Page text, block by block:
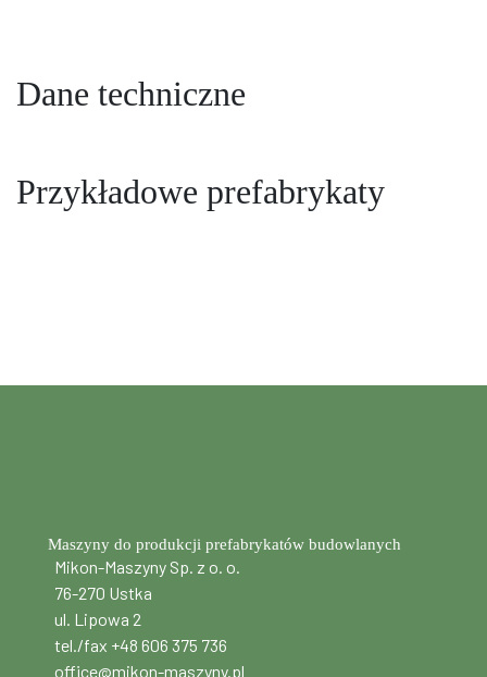
Dane techniczne
Przykładowe prefabrykaty
Maszyny do produkcji prefabrykatów budowlanych
Mikon-Maszyny Sp. z o. o.
76-270 Ustka
ul. Lipowa 2
tel./fax +48 606 375 736
office@mikon-maszyny.pl